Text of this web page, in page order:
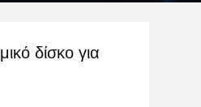
δίσκο για